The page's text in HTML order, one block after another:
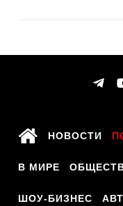
НОВОСТИ
В МИРЕ
ШОУ-БИЗНЕС